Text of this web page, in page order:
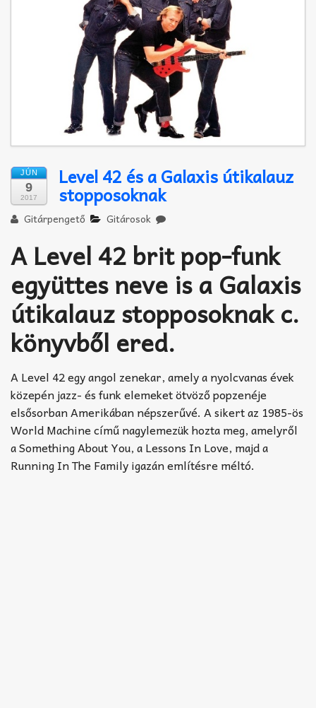
JÚN
9
2017
Level 42 és a Galaxis útikalauz
stopposoknak
Gitárpengető Gitárosok
A Level 42 brit pop-funk
együttes neve is a Galaxis
útikalauz stopposoknak c.
könyvből ered.
A Level 42 egy angol zenekar, amely a nyolcvanas évek
közepén jazz- és funk elemeket ötvöző popzenéje
elsősorban Amerikában népszerűvé. A sikert az 1985-ös
World Machine című nagylemezük hozta meg, amelyről
a Something About You, a Lessons In Love, majd a
Running In The Family igazán említésre méltó.